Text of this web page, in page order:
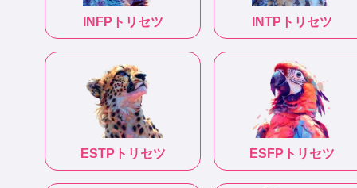
INFP トリセツ INTP トリセツ
ESTP トリセツ ESFP トリセツ